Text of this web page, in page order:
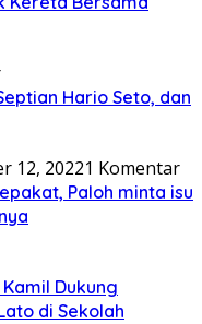
Hario Seto, dan
12, 20221 Komentar
Paloh minta isu
Dukung
di Sekolah